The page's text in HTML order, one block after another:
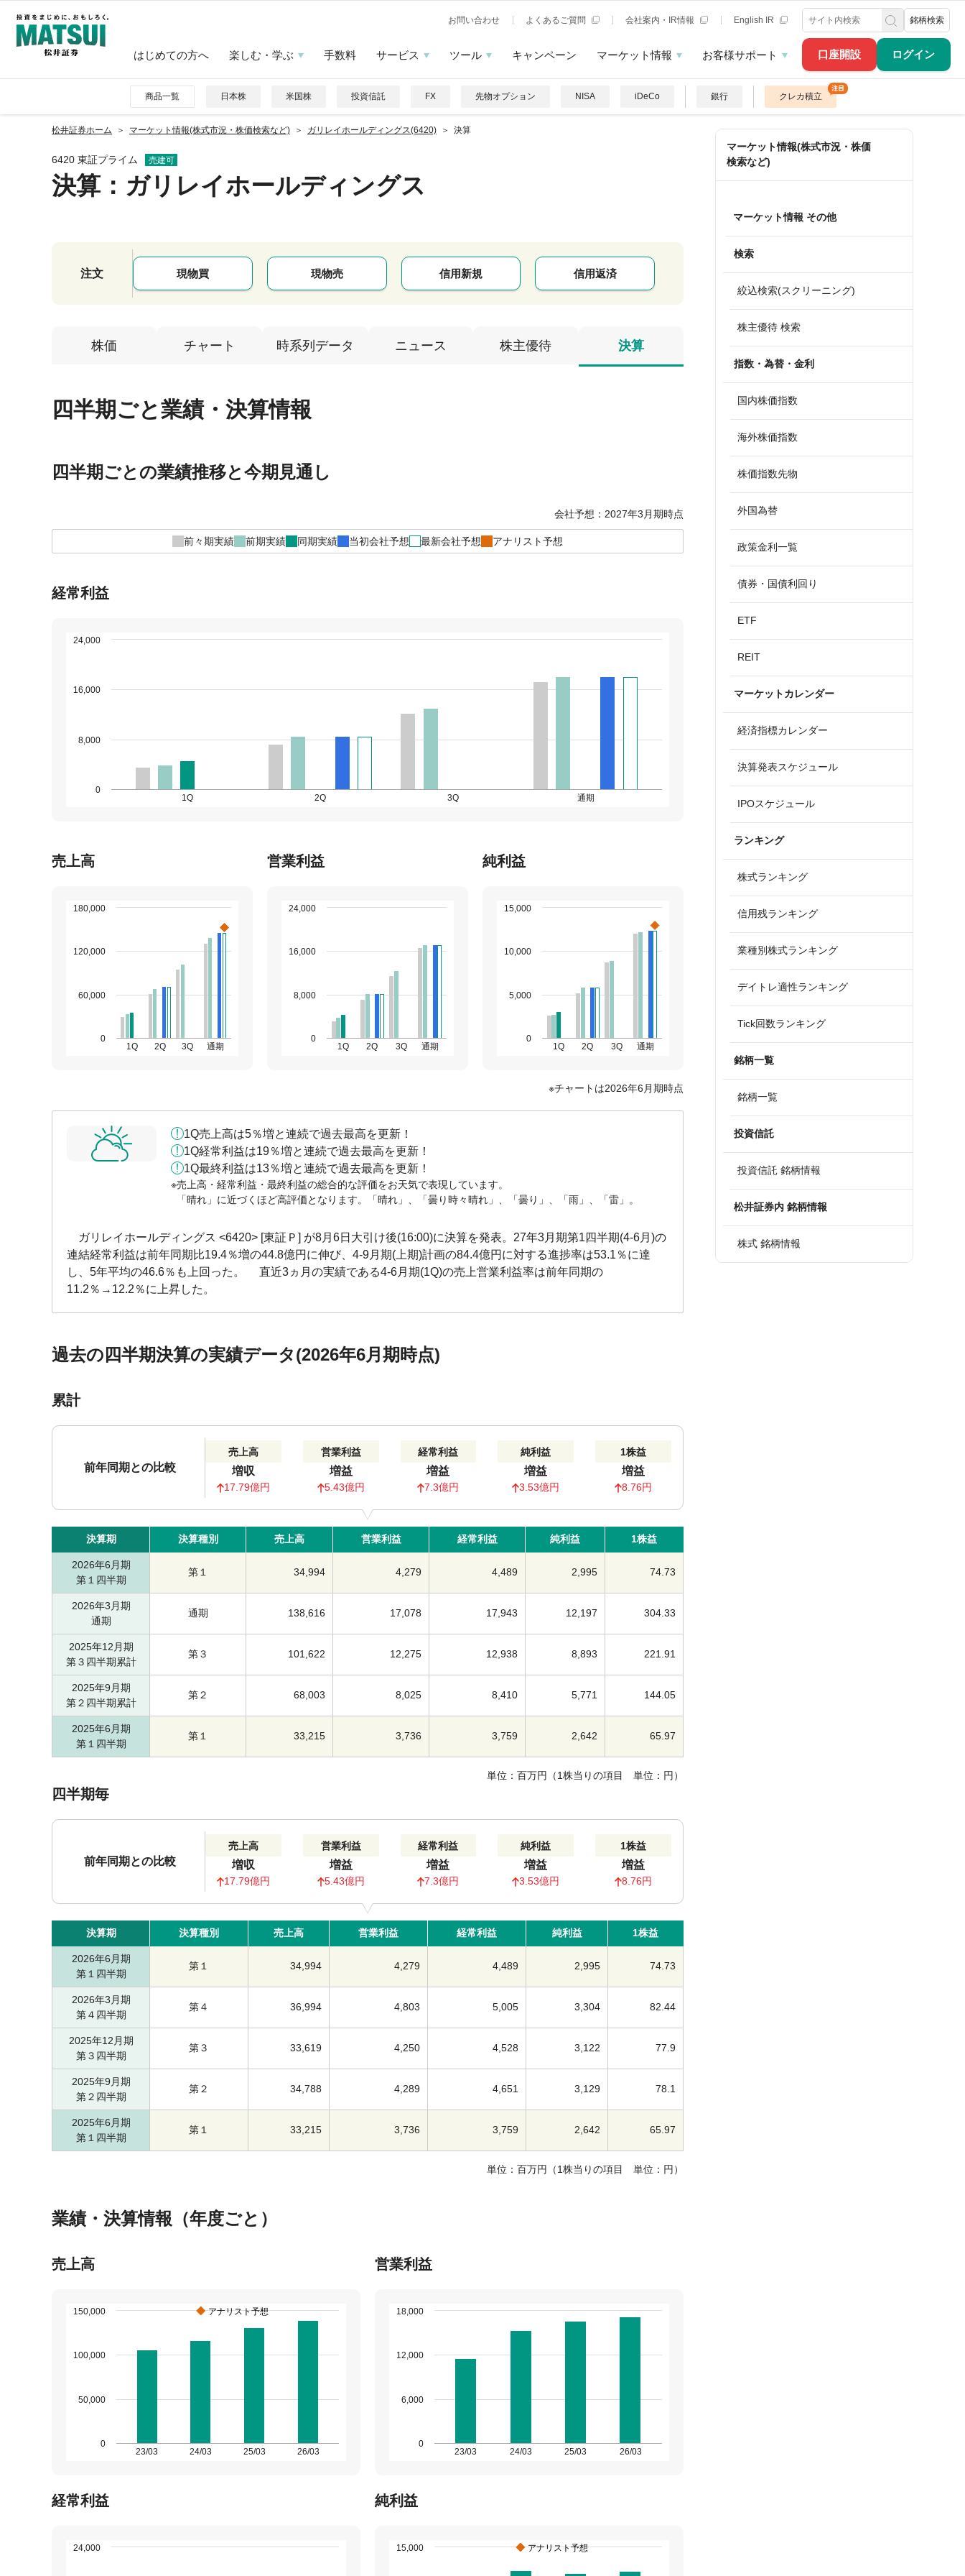
口座開設 ログイン
お問い合わせ よくあるご質問 会社案内・IR情報 English IR 銘柄検索
はじめての方へ 楽しむ・学ぶ 手数料 サービス ツール キャンペーン マーケット情報 お客様サポート
商品一覧 日本株 米国株 投資信託 FX 先物オプション NISA iDeCo 銀行 クレカ積立
松井証券ホーム マーケット情報(株式市況・株価検索など) ガリレイホールディングス(6420) 決算
6420 東証プライム 売建可
決算：ガリレイホールディングス
注文 現物買 現物売 信用新規 信用返済
株価 チャート 時系列データ ニュース 株主優待 決算
四半期ごと業績・決算情報
四半期ごとの業績推移と今期見通し
会社予想：2027年3月期時点
前々期実績 前期実績 同期実績 当初会社予想 最新会社予想 アナリスト予想
経常利益
1Q 2Q 3Q 通期
0
8,000
16,000
24,000
売上高
1Q 2Q 3Q 通期
0
60,000
120,000
180,000
営業利益
1Q 2Q 3Q 通期
0
8,000
16,000
24,000
純利益
1Q 2Q 3Q 通期
0
5,000
10,000
15,000
チャートは2026年6月期時点
1Q売上高は5％増と連続で過去最高を更新！
1Q経常利益は19％増と連続で過去最高を更新！
1Q最終利益は13％増と連続で過去最高を更新！
売上高・経常利益・最終利益の総合的な評価をお天気で表現しています。
「晴れ」に近づくほど高評価となります。「晴れ」、「曇り時々晴れ」、「曇り」、「雨」、「雷」。
ガリレイホールディングス <6420> [東証Ｐ] が8月6日大引け後(16:00)に決算を発表。27年3月期第1四半期(4-6月)の
連結経常利益は前年同期比19.4％増の44.8億円に伸び、4-9月期(上期)計画の84.4億円に対する進捗率は53.1％に達
し、5年平均の46.6％も上回った。 直近3ヵ月の実績である4-6月期(1Q)の売上営業利益率は前年同期の
11.2％→12.2％に上昇した。
過去の四半期決算の実績データ(2026年6月期時点)
累計
前年同期との比較
売上高
増収
17.79億円
営業利益
増益
5.43億円
経常利益
増益
7.3億円
純利益
増益
3.53億円
1株益
増益
8.76円
決算期 決算種別 売上高 営業利益 経常利益 純利益 1株益
2026年6月期
第１四半期
第１ 34,994 4,279 4,489 2,995 74.73
2026年3月期
通期
通期 138,616 17,078 17,943 12,197 304.33
2025年12月期
第３四半期累計
第３ 101,622 12,275 12,938 8,893 221.91
2025年9月期
第２四半期累計
第２ 68,003 8,025 8,410 5,771 144.05
2025年6月期
第１四半期
第１ 33,215 3,736 3,759 2,642 65.97
単位：百万円（1株当りの項目 単位：円）
四半期毎
前年同期との比較
売上高
増収
17.79億円
営業利益
増益
5.43億円
経常利益
増益
7.3億円
純利益
増益
3.53億円
1株益
増益
8.76円
決算期 決算種別 売上高 営業利益 経常利益 純利益 1株益
2026年6月期
第１四半期
第１ 34,994 4,279 4,489 2,995 74.73
2026年3月期
第４四半期
第４ 36,994 4,803 5,005 3,304 82.44
2025年12月期
第３四半期
第３ 33,619 4,250 4,528 3,122 77.9
2025年9月期
第２四半期
第２ 34,788 4,289 4,651 3,129 78.1
2025年6月期
第１四半期
第１ 33,215 3,736 3,759 2,642 65.97
単位：百万円（1株当りの項目 単位：円）
業績・決算情報（年度ごと）
売上高
アナリスト予想
23/03 24/03 25/03 26/03
0
50,000
100,000
150,000
営業利益
23/03 24/03 25/03 26/03
0
6,000
12,000
18,000
経常利益
24,000
純利益
アナリスト予想
15,000
マーケット情報(株式市況・株価
検索など)
マーケット情報 その他
検索
絞込検索(スクリーニング)
株主優待 検索
指数・為替・金利
国内株価指数
海外株価指数
株価指数先物
外国為替
政策金利一覧
債券・国債利回り
ETF
REIT
マーケットカレンダー
経済指標カレンダー
決算発表スケジュール
IPOスケジュール
ランキング
株式ランキング
信用残ランキング
業種別株式ランキング
デイトレ適性ランキング
Tick回数ランキング
銘柄一覧
銘柄一覧
投資信託
投資信託 銘柄情報
松井証券内 銘柄情報
株式 銘柄情報